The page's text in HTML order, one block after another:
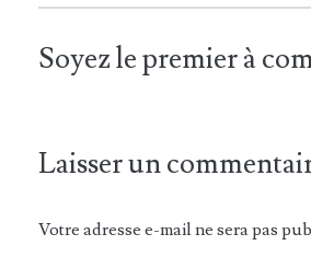
Soyez le premier à
Laisser un
Votre adresse e-mail ne sera pas